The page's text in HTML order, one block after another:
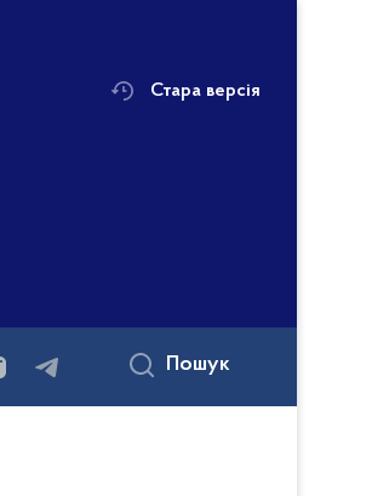
Стара версія
Пошук